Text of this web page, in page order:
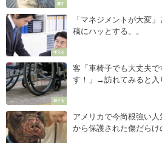
癒す
考える
「マネジメントが大変
稿にハッとする。。
刺さる
客「車椅子でも大丈夫
す！」→訪れてみると入
アメリカで今尚根強い
から保護された傷だらけ